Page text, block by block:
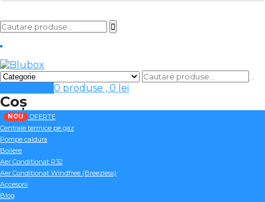
0 produse , 0 lei
Coș
NOU OFERTE
Centrale termice pe gaz
Pompe caldura
Boilere
Aer Conditionat R32
Aer Conditionat Windfree (Breezless)
Accesorii
Blog